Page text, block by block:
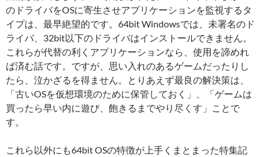
のドライバをOSに寄生させアプリケーションを監視するタ
イプは、最早絶望的です。64bit Windowsでは、未署名のド
ライバ、32bit以下のドライバはインストールできません。
これらが代替の利くアプリケーションなら、使用を諦めれ
ば済む話です。ですが、思い入れのあるゲームだったりし
たら、泣かざるを得ません。とりあえず最良の解決策は、
「古いOSを仮想環境のために保管しておく」、「ゲームは
買ったら早い内に遊び、飽きるまでやり尽くす」ことで
す。
これら以外にも64bit OSの特徴が上手くまとまった特集記